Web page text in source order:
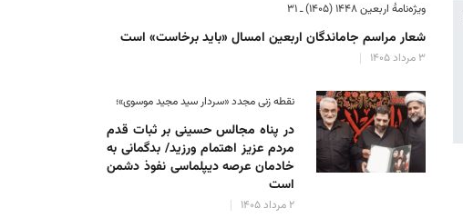
ویژه‌نامهٔ اربعین ۱۴۴۸ (۱۴۰۵) ـ ۳۱
شعار مراسم جاماندگان اربعین امسال «باید برخاست» است
۳ مرداد ۱۴۰۵
نقطه زنی مجدد «سردار سید مجید موسوی»؛
در پناه مجالس حسینی بر ثبات‌ قدم
مردم عزیز اهتمام ورزید/ بدگمانی به
خادمان عرصه دیپلماسی نفوذ دشمن
است
۲ مرداد ۱۴۰۵